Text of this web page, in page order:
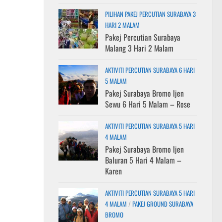
PILIHAN PAKEJ PERCUTIAN SURABAYA 3
HARI 2 MALAM
Pakej Percutian Surabaya
Malang 3 Hari 2 Malam
AKTIVITI PERCUTIAN SURABAYA 6 HARI
5 MALAM
Pakej Surabaya Bromo Ijen
Sewu 6 Hari 5 Malam – Rose
AKTIVITI PERCUTIAN SURABAYA 5 HARI
4 MALAM
Pakej Surabaya Bromo Ijen
Baluran 5 Hari 4 Malam –
Karen
AKTIVITI PERCUTIAN SURABAYA 5 HARI
4 MALAM / PAKEJ GROUND SURABAYA
BROMO